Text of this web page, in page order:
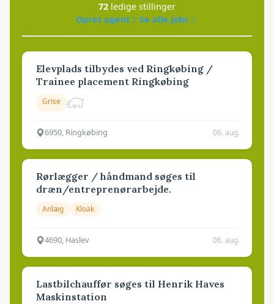
72 ledige stillinger
Opret agent
Se alle jobs
Elevplads tilbydes ved Ringkøbing /
Trainee placement Ringkøbing
Grise
6950, Ringkøbing 06. aug.
Rørlægger / håndmand søges til
dræn/entreprenørarbejde.
Anlæg Kloak
4690, Haslev 06. aug.
Lastbilchauffør søges til Henrik Haves
Maskinstation